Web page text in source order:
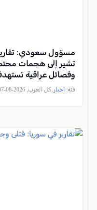
مسؤول سعودي: تقارير
تشير إلى هجمات
وفصائل عراقية
سعودية
فئة: أخبار , كل العرب, 2026-08-07 12:45:04